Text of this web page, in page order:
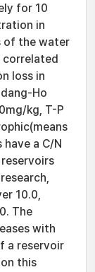
for 10
in
of the water
correlated
loss in
Ho
kg, T-P
a C/N
10.0,
The
with
a reservoir
this